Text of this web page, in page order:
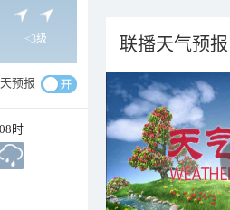
<3级
预报
08时
联播天气预报